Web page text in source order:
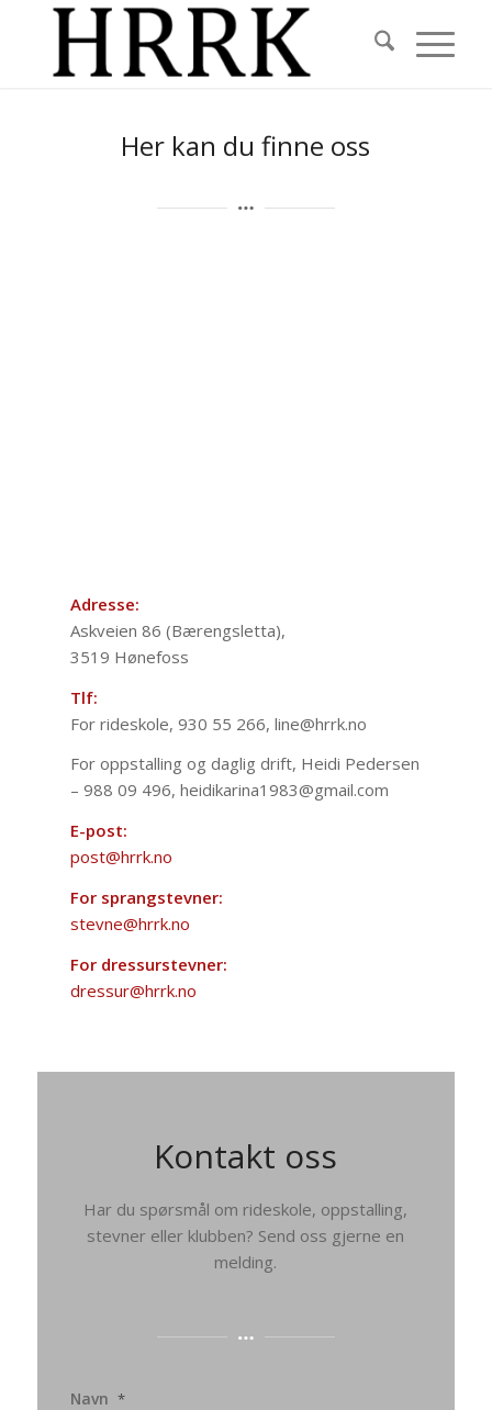
Her kan du finne oss
Adresse:
Askveien 86 (Bærengsletta),
3519 Hønefoss
Tlf:
For rideskole, 930 55 266, line@hrrk.no
For oppstalling og daglig drift, Heidi Pedersen
– 988 09 496, heidikarina1983@gmail.com
E-post:
post@hrrk.no
For sprangstevner:
stevne@hrrk.no
For dressurstevner:
dressur@hrrk.no
Kontakt oss
Har du spørsmål om rideskole, oppstalling,
stevner eller klubben? Send oss gjerne en
melding.
Navn *